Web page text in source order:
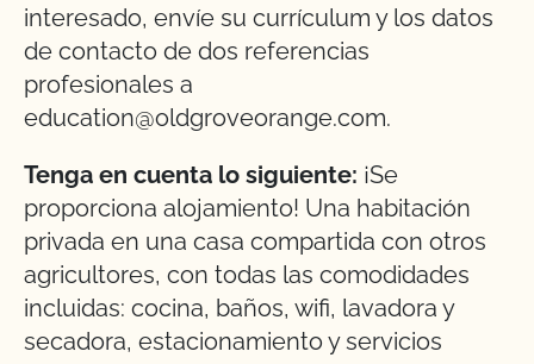
interesado, envíe su currículum y los datos
de contacto de dos referencias
profesionales a
education@oldgroveorange.com.
Tenga en cuenta lo siguiente: ¡Se
proporciona alojamiento! Una habitación
privada en una casa compartida con otros
agricultores, con todas las comodidades
incluidas: cocina, baños, wifi, lavadora y
secadora, estacionamiento y servicios